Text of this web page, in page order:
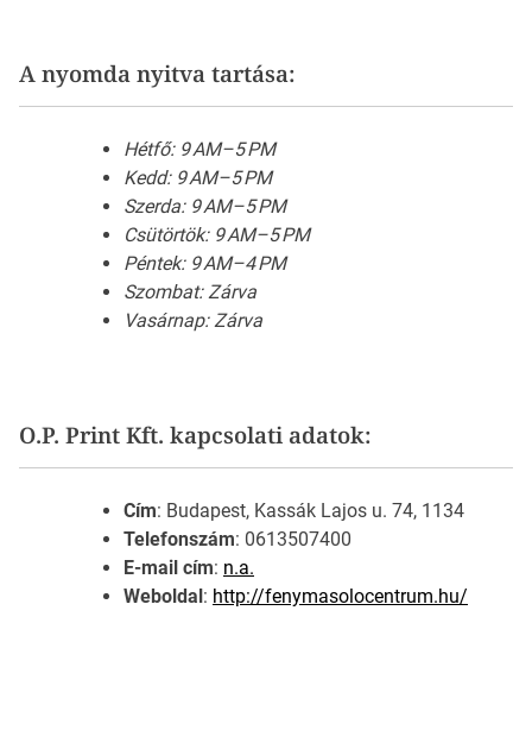
A nyomda nyitva tartása:
Hétfő: 9 AM–5 PM
Kedd: 9 AM–5 PM
Szerda: 9 AM–5 PM
Csütörtök: 9 AM–5 PM
Péntek: 9 AM–4 PM
Szombat: Zárva
Vasárnap: Zárva
O.P. Print Kft. kapcsolati adatok:
Cím: Budapest, Kassák Lajos u. 74, 1134
Telefonszám: 0613507400
E-mail cím: n.a.
Weboldal : http://fenymasolocentrum.hu/